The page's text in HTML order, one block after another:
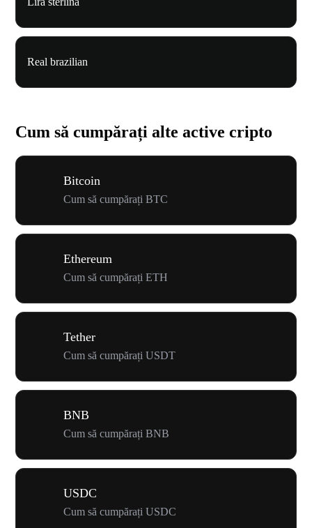
Real brazilian
Cum să cumpărați alte active cripto
Bitcoin
Cum să cumpărați BTC
Ethereum
Cum să cumpărați ETH
Tether
Cum să cumpărați USDT
BNB
Cum să cumpărați BNB
USDC
Cum să cumpărați USDC